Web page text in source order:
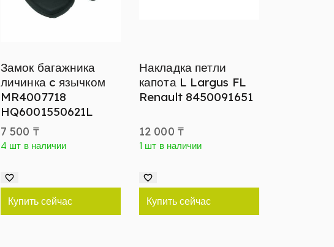
Замок багажника
личинка c язычком
MR4007718
HQ6001550621L
7 500 ₸
4 шт в наличии
Купить сейчас
Накладка петли
капота L Largus FL
Renault 8450091651
12 000 ₸
1 шт в наличии
Купить сейчас